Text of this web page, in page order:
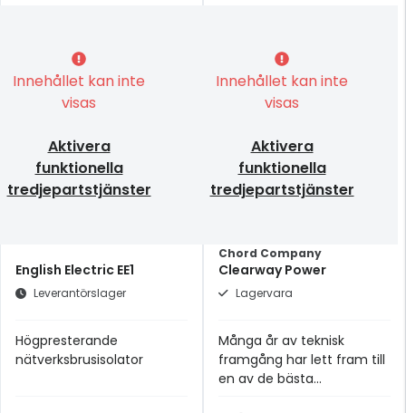
Innehållet kan inte
visas
Aktivera
funktionella
tredjepartstjänster
English Electric EE1
Leverantörslager
Högpresterande
nätverksbrusisolator
Innehållet kan inte
visas
Aktivera
funktionella
tredjepartstjänster
Chord Company
Clearway Power
Lagervara
Många år av teknisk
framgång har lett fram till
en av de bästa